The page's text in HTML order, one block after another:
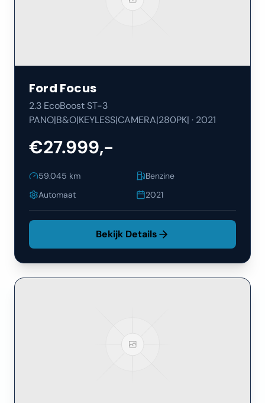
Ford Focus
2.3 EcoBoost ST-3
PANO|B&O|KEYLESS|CAMERA|280PK| · 2021
€27.999,-
59.045 km
Benzine
Automaat
2021
Bekijk Details